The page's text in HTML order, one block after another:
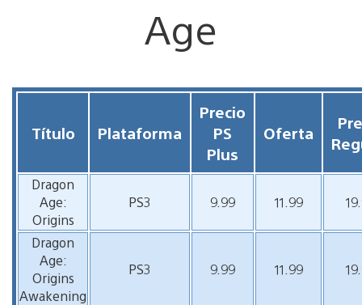
Age
Título Plataforma
Precio
PS
Plus
Oferta
Dragon
Age:
Origins
PS3 9.99 11.99
Dragon
Age:
Origins
Awakening
PS3 9.99 11.99